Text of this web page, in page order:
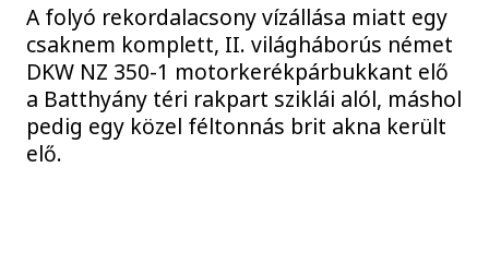
A folyó rekordalacsony vízállása miatt egy
csaknem komplett, II. világháborús német
DKW NZ 350-1 motorkerékpárbukkant elő
a Batthyány téri rakpart sziklái alól, máshol
pedig egy közel féltonnás brit akna került
elő.